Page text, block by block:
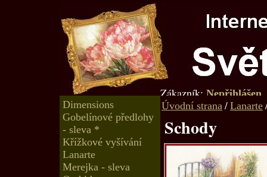
Zákazník: Nepřihlášen
Dimensions
Gobelínové předlohy
- sleva *
Křížkové vyšívání
Lanarte
Merejka - sleva
Úvodní strana / Lanarte
Schody